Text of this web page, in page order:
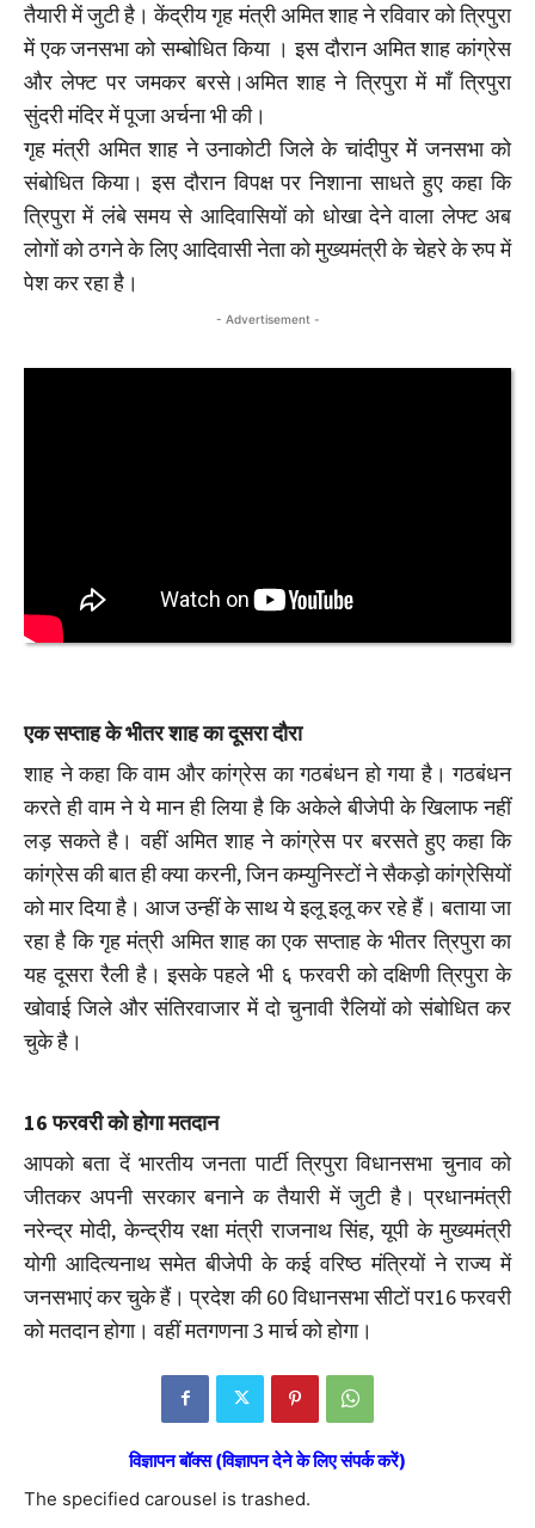
तैयारी में जुटी है। केंद्रीय गृह मंत्री अमित शाह ने रविवार को त्रिपुरा
में एक जनसभा को सम्बोधित किया । इस दौरान अमित शाह कांग्रेस
और लेफ्ट पर जमकर बरसे।अमित शाह ने त्रिपुरा में माँ त्रिपुरा
सुंदरी मंदिर में पूजा अर्चना भी की।
गृह मंत्री अमित शाह ने उनाकोटी जिले के चांदीपुर मेें जनसभा को
संबोधित किया। इस दौरान विपक्ष पर निशाना साधते हुए कहा कि
त्रिपुरा में लंबे समय से आदिवासियों को धोखा देने वाला लेफ्ट अब
लोगों को ठगने के लिए आदिवासी नेता को मुख्यमंत्री के चेहरे के रुप में
पेश कर रहा है।
- Advertisement -
एक सप्ताह के भीतर शाह का दूसरा दौरा
शाह ने कहा कि वाम और कांग्रेस का गठबंधन हो गया है। गठबंधन
करते ही वाम ने ये मान ही लिया है कि अकेले बीजेपी के खिलाफ नहीं
लड़ सकते है। वहीं अमित शाह ने कांग्रेस पर बरसते हुए कहा कि
कांग्रेस की बात ही क्या करनी, जिन कम्युनिस्टों ने सैकड़ो कांग्रेसियों
को मार दिया है। आज उन्हीं के साथ ये इलू इलू कर रहे हैं। बताया जा
रहा है कि गृह मंत्री अमित शाह का एक सप्ताह के भीतर त्रिपुरा का
यह दूसरा रैली है। इसके पहले भी ६ फरवरी को दक्षिणी त्रिपुरा के
खोवाई जिले और संतिरवाजार में दो चुनावी रैलियों को संबोधित कर
चुके है।
16 फरवरी को होगा मतदान
आपको बता दें भारतीय जनता पार्टी त्रिपुरा विधानसभा चुनाव को
जीतकर अपनी सरकार बनाने क तैयारी में जुटी है। प्रधानमंत्री
नरेन्द्र मोदी, केन्द्रीय रक्षा मंत्री राजनाथ सिंह, यूपी के मुख्यमंत्री
योगी आदित्यनाथ समेत बीजेपी के कई वरिष्ठ मंत्रियों ने राज्य में
जनसभाएं कर चुके हैं। प्रदेश की 60 विधानसभा सीटों पर16 फरवरी
को मतदान होगा। वहीं मतगणना 3 मार्च को होगा।
विज्ञापन बॉक्स (विज्ञापन देने के लिए संपर्क करें)
The specified carousel is trashed.